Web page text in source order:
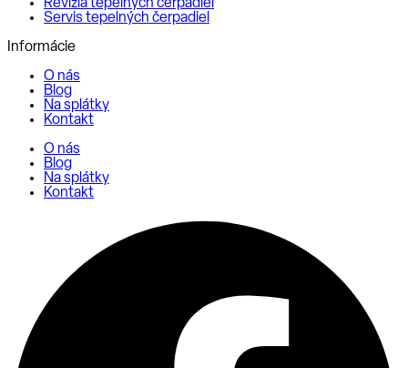
Revízia tepelných čerpadiel
Servis tepelných čerpadiel
Informácie
O nás
Blog
Na splátky
Kontakt
O nás
Blog
Na splátky
Kontakt